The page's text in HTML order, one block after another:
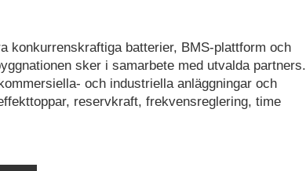
konkurrenskraftiga batterier, BMS-plattform och
sker i samarbete med utvalda partners.
och industriella anläggningar och
reservkraft, frekvensreglering, time